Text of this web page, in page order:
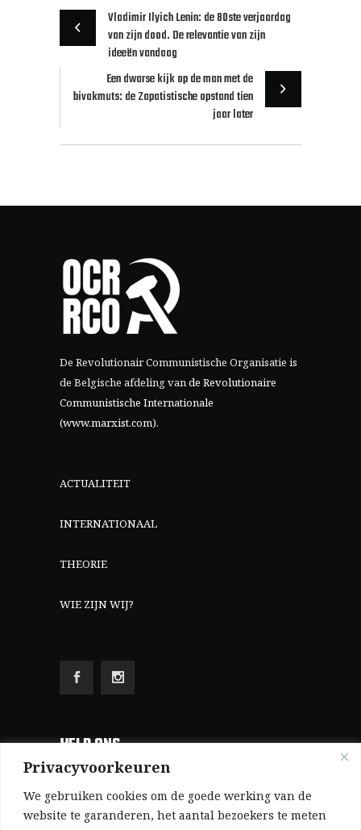
Privacyvoorkeuren
We gebruiken cookies om de goede werking van de
website te garanderen, het aantal bezoekers te meten
Vladimir Ilyich Lenin: de 80ste verjaardag
van zijn dood. De relevantie van zijn
ideeën vandaag
Een dwarse kijk op de man met de
bivakmuts: de Zapatistische opstand tien
jaar later
De Revolutionair Communistische Organisatie is
de Belgische afdeling vande Revolutionaire
Communistische Internationale
(www.marxist.com).
ACTUALITEIT
INTERNATIONAAL
THEORIE
WIE ZIJN WIJ?
HELP ONS
Aangezien we volledig zelf gefinancierd zijn
(zonder subsidies, zonder commerciële